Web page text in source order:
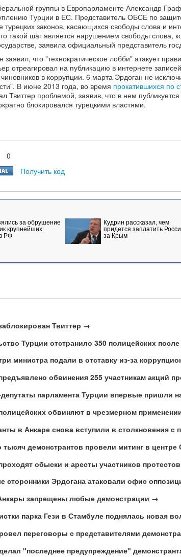
группы в Европарламенте Александр
Турции в ЕС. Представитель ОБСЕ по
турецких законов, касающихся свободы слова и
такой шаг является нарушением свободы слова,
заявила официальный представитель
что "технократическое лобби" атакует
отреагировал на публикацию в интернете
в коррупции. 6 марта Эрдоган не
В июне 2013 года, во время прокатившихся по
Твиттер проблемой, заявив, что в нем
блокировался турецкими властями.
0
Получить код
за обрушение
крупнейших
РФ
Кудрин рассказал, чем
придется заплатить
за Крым
Твиттер →
Турции отстранило 350 полицейских
министра подали в отставку из-за
обвинения 255 участникам акций
парламента Турции впервые пришли
обвиняют в чрезмерном
в Анкаре снова вступили в столкновения с
тысяч демонстрантов провели митинг в
обыски и аресты участников
сторонники Эрдогана атаковали офис
запрещены любые демонстрации →
парка Гези в Стамбуле поднялась новая
переговоры с представителями
"последнее предупреждение"